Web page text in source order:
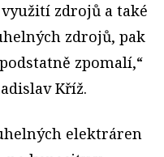
zdrojů a také
zdrojů, pak
zpomalí,“
Kříž.
elektráren